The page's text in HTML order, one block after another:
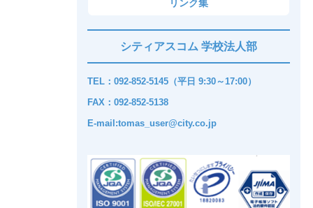
リンク集
シティアスコム 学校法人部
TEL：092-852-5145（平日 9:30～17:00）
FAX：092-852-5138
E-mail:tomas_user@city.co.jp